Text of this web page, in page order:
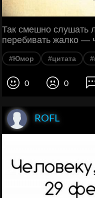
Так смешно слушать
перебивать жалко —
#Юмор #цитата
0 0
ROFL